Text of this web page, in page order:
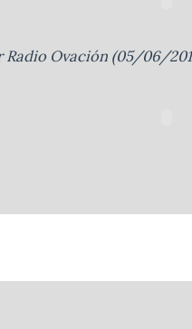
Radio Ovación (05/06/